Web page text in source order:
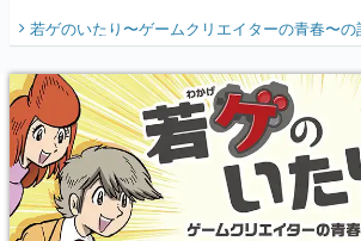
『少年ジャンプ』色
り】
若ゲのいたり〜ゲームクリエイターの青春〜の